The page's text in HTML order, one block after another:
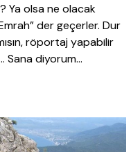
Ya olsa ne olacak
der geçerler. Dur
röportaj yapabilir
Sana diyorum…